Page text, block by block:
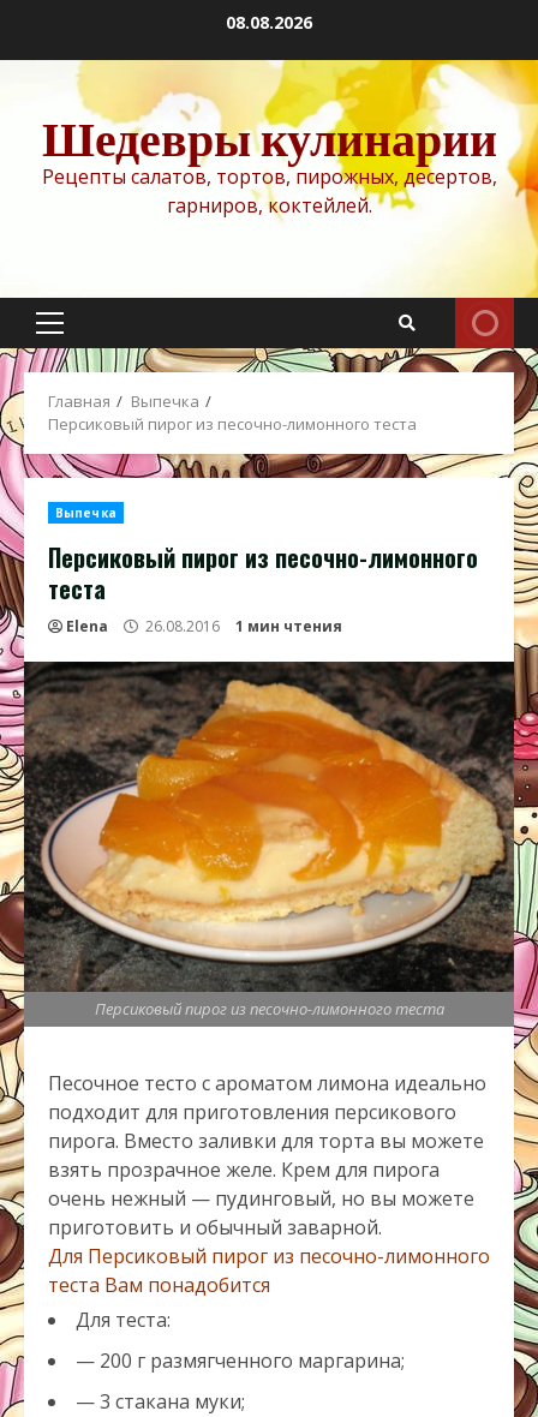
содержимому
08.08.2026
Шедевры кулинарии
Рецепты салатов, тортов, пирожных, десертов,
гарниров, коктейлей.
Основное
меню
Главная
Выпечка
Персиковый пирог из песочно-лимонного теста
Выпечка
Персиковый пирог из песочно-лимонного
теста
Elena 26.08.2016 1 мин чтения
Персиковый пирог из песочно-лимонного теста
Песочное тесто с ароматом лимона идеально
подходит для приготовления персикового
пирога. Вместо заливки для торта вы можете
взять прозрачное желе. Крем для пирога
очень нежный — пудинговый, но вы можете
приготовить и обычный заварной.
Для Персиковый пирог из песочно-лимонного
теста Вам понадобится
Для теста:
— 200 г размягченного маргарина;
— 3 стакана муки;